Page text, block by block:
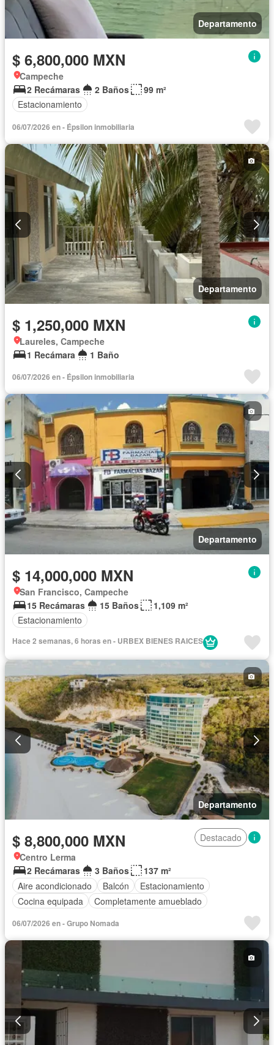
Departamento
$ 6,800,000 MXN
Campeche
2 Recámaras
2 Baños
99 m²
Estacionamiento
06/07/2026 en - Épsilon inmobiliaria
Departamento
$ 1,250,000 MXN
Laureles, Campeche
1 Recámara
1 Baño
06/07/2026 en - Épsilon inmobiliaria
Departamento
$ 14,000,000 MXN
San Francisco, Campeche
15 Recámaras
15 Baños
1,109 m²
Estacionamiento
Hace 2 semanas, 6 horas en - URBEX BIENES RAICES
Departamento
$ 8,800,000 MXN
Destacado
Centro Lerma
2 Recámaras
3 Baños
137 m²
Aire acondicionado
Balcón
Estacionamiento
Cocina equipada
Completamente amueblado
06/07/2026 en - Grupo Nomada